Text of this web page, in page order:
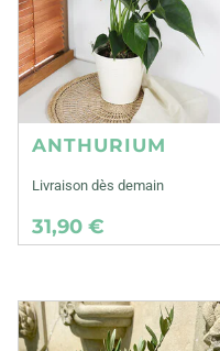
ANTHURIUM
Livraison dès demain
31,90 €